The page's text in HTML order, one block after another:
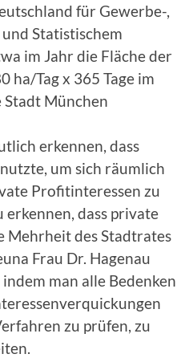
für Gewerbe-,
Statistischem
im Jahr die Fläche der
ha/Tag x 365 Tage im
Stadt München
erkennen, dass
um sich räumlich
Profitinteressen zu
erkennen, dass private
Mehrheit des Stadtrates
Frau Dr. Hagenau
man alle Bedenken
zu prüfen, zu